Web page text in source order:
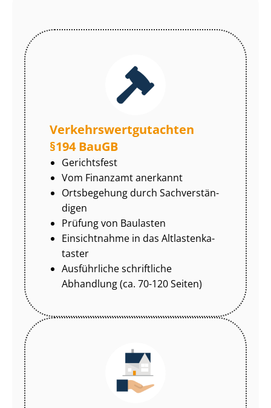
Ver­kehrs­wert­gut­ach­ten
§194 BauGB
Gerichtsfest
Vom Finanzamt anerkannt
Ortsbegehung durch Sach­ver­stän­
di­gen
Prüfung von Baulasten
Einsichtnahme in das Alt­las­ten­ka­
tas­ter
Ausführliche schriftliche
Abhandlung (ca. 70-120 Seiten)